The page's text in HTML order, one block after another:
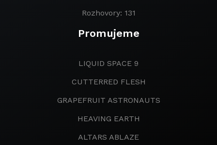
Rozhovory: 131
Promujeme
LIQUID SPACE 9
CUTTERRED FLESH
GRAPEFRUIT ASTRONAUTS
HEAVING EARTH
ALTARS ABLAZE